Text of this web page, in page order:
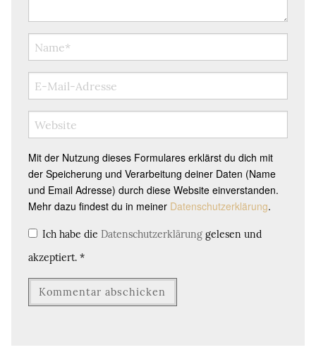
Mit der Nutzung dieses Formulares erklärst du dich mit
der Speicherung und Verarbeitung deiner Daten (Name
und Email Adresse) durch diese Website einverstanden.
Mehr dazu findest du in meiner Datenschutzerklärung.
Ich habe die Datenschutzerklärung gelesen und
akzeptiert. *